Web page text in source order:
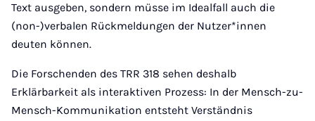
Text ausgeben, sondern müsse im Idealfall auch die
(non-)verbalen Rückmeldungen der Nutzer*innen
deuten können.
Die Forschenden des TRR 318 sehen deshalb
Erklärbarkeit als interaktiven Prozess: In der Mensch-zu-
Mensch-Kommunikation entsteht Verständnis